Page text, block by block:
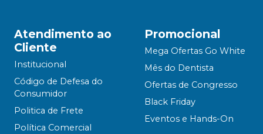
Atendimento ao
Cliente
Institucional
Código de Defesa do
Consumidor
Politica de Frete
Política Comercial
Promocional
Mega Ofertas Go White
Mês do Dentista
Ofertas de Congresso
Black Friday
Eventos e Hands-On